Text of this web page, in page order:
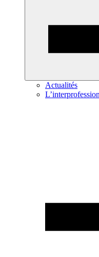
Actualités
L’interprofession